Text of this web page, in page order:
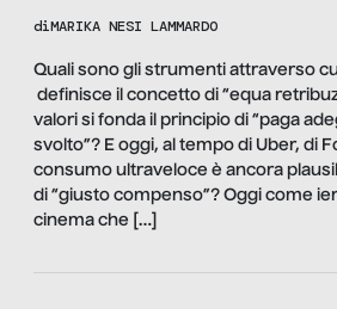
diMARIKA NESI LAMMARDO
Quali sono gli strumenti attraverso
definisce il concetto di “equa
valori si fonda il principio di “paga
svolto”? E oggi, al tempo di Uber, di
consumo ultraveloce è ancora
di “giusto compenso”? Oggi come
cinema che […]